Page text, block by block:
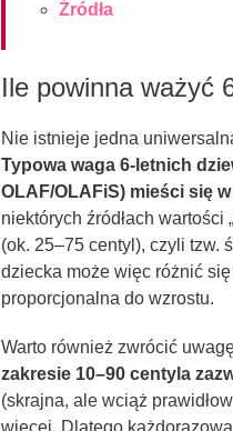
Źródła
Ile powinna ważyć
Nie istnieje jedna
Typowa waga 6-letnich
OLAF/OLAFiS) mieści się
niektórych źródłach
(ok. 25–75 centyl), czyli tzw.
dziecka może więc różnić
proporcjonalna do wzrostu.
Warto również zwrócić
zakresie 10–90 centyla
(skrajna, ale wciąż
więcej. Dlatego